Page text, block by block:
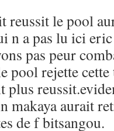
reussit le pool
n a pas lu ici
pas peur
pool rejette cette
plus
makaya aurait
de f bitsangou.